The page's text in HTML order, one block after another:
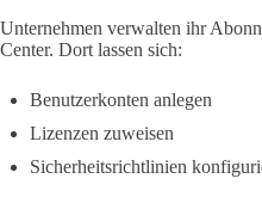
Unternehmen verwalten ihr
Center. Dort lassen sich:
Benutzerkonten anlegen
Lizenzen zuweisen
Sicherheitsrichtlinien